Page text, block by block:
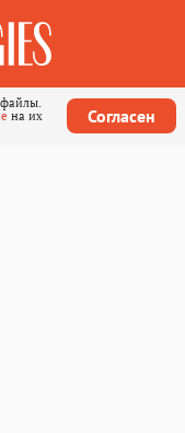
на их
Согласен